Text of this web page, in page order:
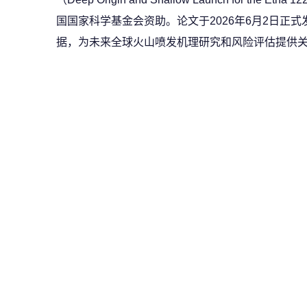
国国家科学基金会资助。论文于2026年6月2日正
据，为未来全球火山喷发机理研究和风险评估提供